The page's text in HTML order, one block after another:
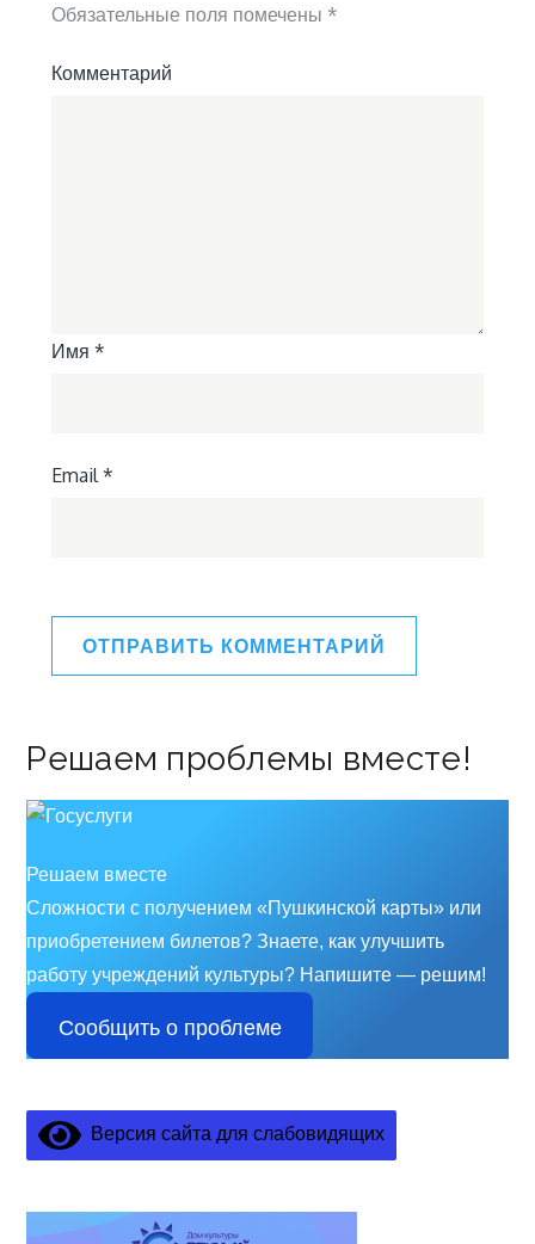
Обязательные поля помечены *
Комментарий
Имя *
Email *
Решаем проблемы вместе!
Решаем вместе
Сложности с получением «Пушкинской карты» или
приобретением билетов? Знаете, как улучшить
работу учреждений культуры? Напишите — решим!
Сообщить о проблеме
Версия сайта для слабовидящих